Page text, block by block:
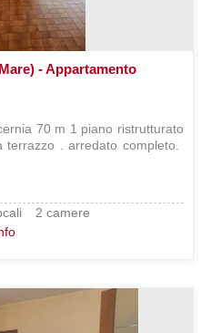
- Appartamento
70 m 1 piano ristrutturato
. arredato completo. 
2 camere